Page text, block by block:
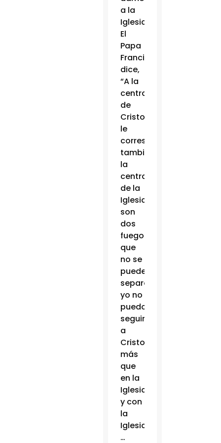
a la
Iglesia.
El
Papa
Francisco
dice,
“A la
centralidad
de
Cristo
le
corresponde
también
la
centralidad
de la
Iglesia:
son
dos
fuegos
que
no se
pueden
separar:
yo no
puedo
seguir
a
Cristo
más
que
en la
Iglesia
y con
la
Iglesia.
…